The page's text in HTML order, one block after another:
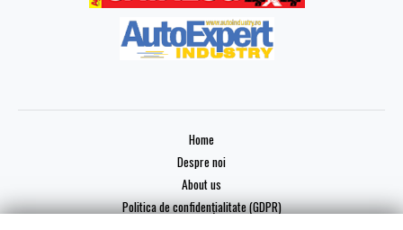
Home
Despre noi
About us
Politica de confidențialitate (GDPR)